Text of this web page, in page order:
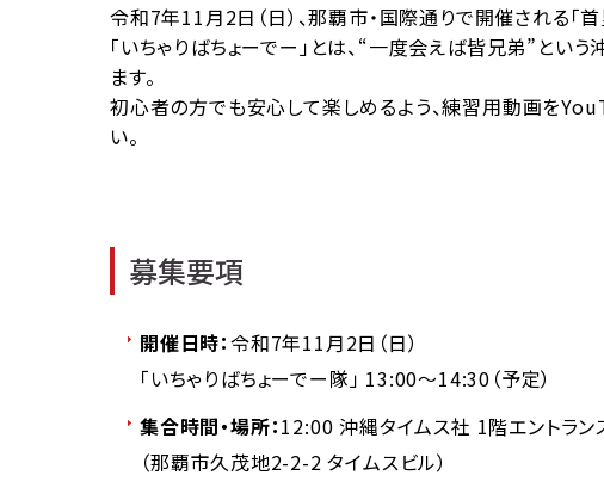
令和7年11月2日（日）、那覇市・国際通りで開催される
「いちゃりばちょーでー」とは、“一度会えば皆兄弟”と
ます。
初心者の方でも安心して楽しめるよう、練習用動画を
い。
募集要項
開催日時：令和7年11月2日（日）
「いちゃりばちょーでー隊」 13:00～14:30（予定）
集合時間・場所：12:00 沖縄タイムス社 1階エントラン
（那覇市久茂地2-2-2 タイムスビル）